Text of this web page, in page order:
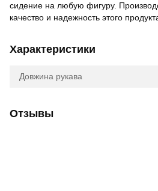
сидение на любую фигуру.
качество и надежность этого
Характеристики
Довжина рукава
Отзывы